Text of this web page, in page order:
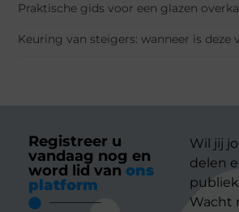
Praktische gids voor een glazen
Keuring van steigers: wanneer is deze
Registreer u
vandaag nog en
word lid van ons
platform
Wil jij
delen
Wacht